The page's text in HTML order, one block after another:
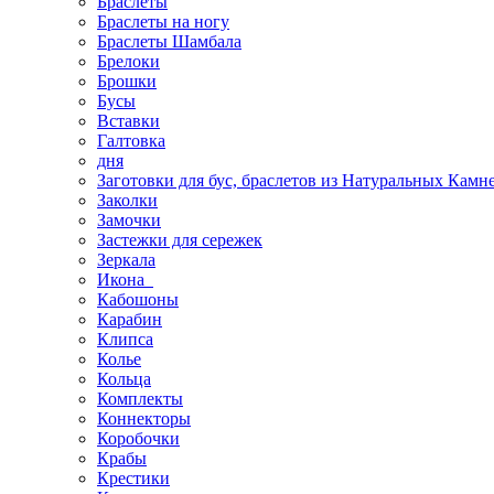
Браслеты на ногу
Браслеты Шамбала
Брелоки
Брошки
Бусы
Вставки
Галтовка
дня
Заготовки для бус, браслетов из Натуральных
Заколки
Замочки
Застежки для сережек
Зеркала
Икона
Кабошоны
Карабин
Клипса
Колье
Кольца
Комплекты
Коннекторы
Коробочки
Крабы
Крестики